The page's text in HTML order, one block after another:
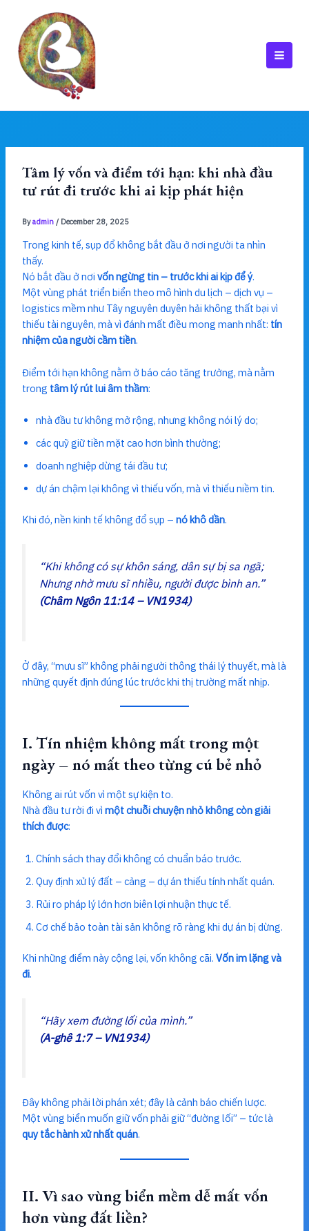
content
Tâm lý vốn và điểm tới hạn: khi nhà đầu
tư rút đi trước khi ai kịp phát hiện
Byadmin / December 28, 2025
Trong kinh tế, sụp đổ không bắt đầu ở nơi người ta nhìn
thấy.
Nó bắt đầu ở nơi vốn ngừng tin – trước khi ai kịp để ý.
Một vùng phát triển biển theo mô hình du lịch – dịch vụ –
logistics mềm như Tây nguyên duyên hải không thất bại vì
thiếu tài nguyên, mà vì đánh mất điều mong manh nhất: tín
nhiệm của người cầm tiền.
Điểm tới hạn không nằm ở báo cáo tăng trưởng, mà nằm
trong tâm lý rút lui âm thầm:
nhà đầu tư không mở rộng, nhưng không nói lý do;
các quỹ giữ tiền mặt cao hơn bình thường;
doanh nghiệp dừng tái đầu tư;
dự án chậm lại không vì thiếu vốn, mà vì thiếu niềm tin.
Khi đó, nền kinh tế không đổ sụp – nó khô dần.
“Khi không có sự khôn sáng, dân sự bị sa ngã;
Nhưng nhờ mưu sĩ nhiều, người được bình an.”
(Châm Ngôn 11:14 – VN1934)
Ở đây, “mưu sĩ” không phải người thông thái lý thuyết, mà là
những quyết định đúng lúc trước khi thị trường mất nhịp.
I. Tín nhiệm không mất trong một
ngày – nó mất theo từng cú bẻ nhỏ
Không ai rút vốn vì một sự kiện to.
Nhà đầu tư rời đi vì một chuỗi chuyện nhỏ không còn giải
thích được:
Chính sách thay đổi không có chuẩn báo trước.
Quy định xử lý đất – cảng – dự án thiếu tính nhất quán.
Rủi ro pháp lý lớn hơn biên lợi nhuận thực tế.
Cơ chế bảo toàn tài sản không rõ ràng khi dự án bị dừng.
Khi những điểm này cộng lại, vốn không cãi. Vốn im lặng và
đi.
“Hãy xem đường lối của mình.”
(A-ghê 1:7 – VN1934)
Đây không phải lời phán xét; đây là cảnh báo chiến lược.
Một vùng biển muốn giữ vốn phải giữ “đường lối” – tức là
quy tắc hành xử nhất quán.
II. Vì sao vùng biển mềm dễ mất vốn
hơn vùng đất liền?